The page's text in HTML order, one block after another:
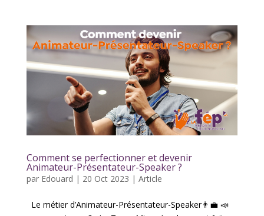
Comment se perfectionner et devenir
Animateur-Présentateur-Speaker ?
par Edouard | 20 Oct 2023 | Article
Le métier d’Animateur-Présentateur-Speaker👨‍💼 📣